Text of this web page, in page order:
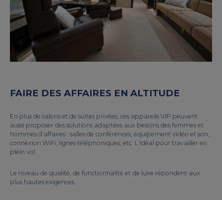
FAIRE DES AFFAIRES EN ALTITUDE
En plus de salons et de suites privées, ces appareils VIP peuvent
aussi proposer des solutions adaptées aux besoins des femmes et
hommes d'affaires : salles de conférences, équipement vidéo et son,
connexion WiFi, lignes téléphoniques, etc. L'idéal pour travailler en
plein vol.
Le niveau de qualité, de fonctionnalité et de luxe répondent aux
plus hautes exigences.